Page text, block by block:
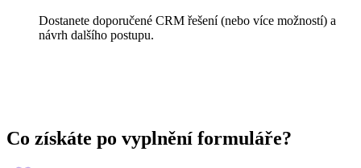
Dostanete doporučené CRM řešení (nebo více možností) a
návrh dalšího postupu.
Co získáte po vyplnění formuláře?